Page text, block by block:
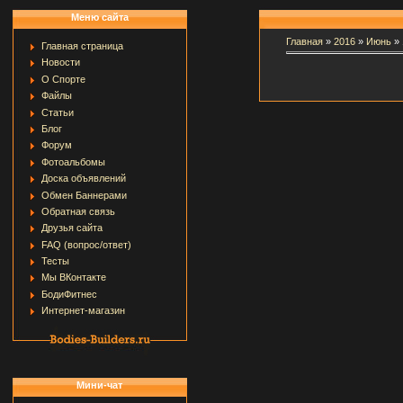
Меню сайта
Главная страница
Новости
О Спорте
Файлы
Статьи
Блог
Форум
Фотоальбомы
Доска объявлений
Обмен Баннерами
Обратная связь
Друзья сайта
FAQ (вопрос/ответ)
Тесты
Мы ВКонтакте
БодиФитнес
Интернет-магазин
Мини-чат
Главная» 2016 » Июнь »